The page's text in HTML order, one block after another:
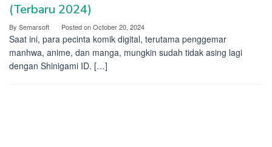
(Terbaru 2024)
By Semarsoft Posted onOctober 20, 2024
Saat ini, para pecinta komik digital, terutama penggemar
manhwa, anime, dan manga, mungkin sudah tidak asing lagi
dengan Shinigami ID. […]